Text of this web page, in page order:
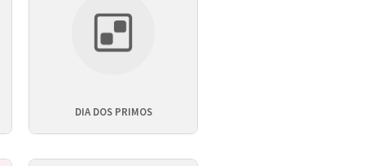
DIA DOS PRIMOS